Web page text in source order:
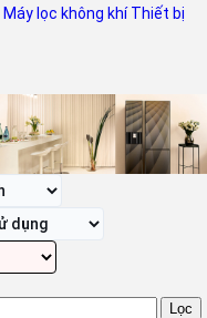
Máy lọc không khí Thiết bị
Lọc